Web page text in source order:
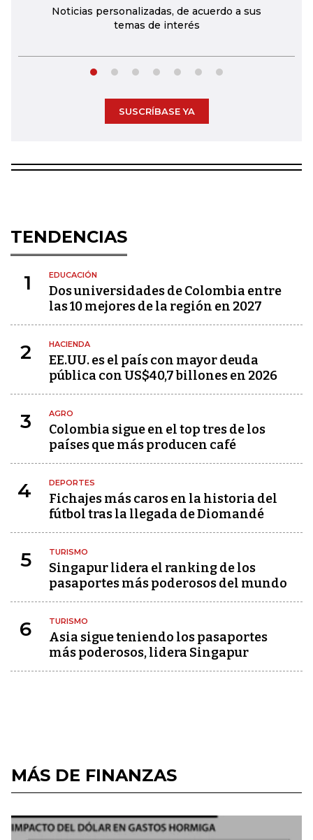
Noticias personalizadas, de acuerdo a sus
temas de interés
SUSCRÍBASE YA
TENDENCIAS
1 EDUCACIÓN
Dos universidades de Colombia entre
las 10 mejores de la región en 2027
2 HACIENDA
EE.UU. es el país con mayor deuda
pública con US$40,7 billones en 2026
3 AGRO
Colombia sigue en el top tres de los
países que más producen café
4 DEPORTES
Fichajes más caros en la historia del
fútbol tras la llegada de Diomandé
5 TURISMO
Singapur lidera el ranking de los
pasaportes más poderosos del mundo
6 TURISMO
Asia sigue teniendo los pasaportes
más poderosos, lidera Singapur
MÁS DE FINANZAS